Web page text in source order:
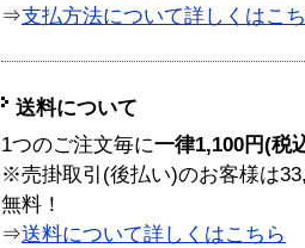
⇒支払方法について詳しくはこ
送料について
1つのご注文毎に一律1,100円(税
※売掛取引(後払い)のお客様は
無料！
⇒送料について詳しくはこちら